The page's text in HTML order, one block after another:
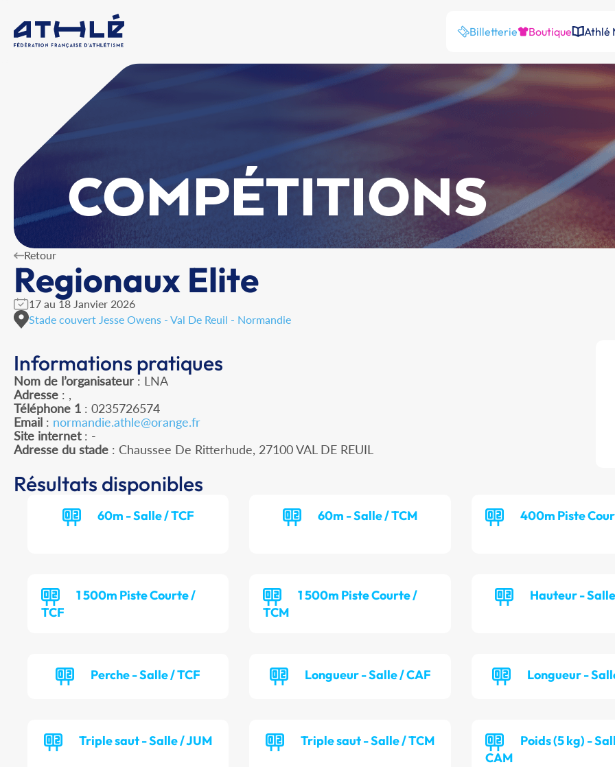
Billetterie Boutique Athlé
COMPÉTITIONS
Retour
Regionaux Elite
17 au 18 Janvier 2026
Stade couvert Jesse Owens - Val De Reuil - Normandie
Informations pratiques
Nom de l’organisateur : LNA
Adresse : ,
Téléphone 1 : 0235726574
Email : normandie.athle@orange.fr
Site internet: -
Adresse du stade : Chaussee De Ritterhude, 27100 VAL DE REUIL
Résultats disponibles
60m - Salle / TCF 60m - Salle / TCM 400m Piste
1 500m Piste Courte /
TCF
1 500m Piste Courte /
TCM
Hauteur -
Perche - Salle / TCF Longueur - Salle / CAF Longueur -
Triple saut - Salle / JUM Triple saut - Salle / TCM
Poids (5 kg) -
CAM